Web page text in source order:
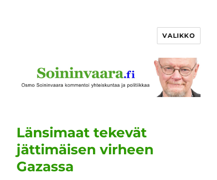
VALIKKO
Länsimaat tekevät
jättimäisen virheen
Gazassa